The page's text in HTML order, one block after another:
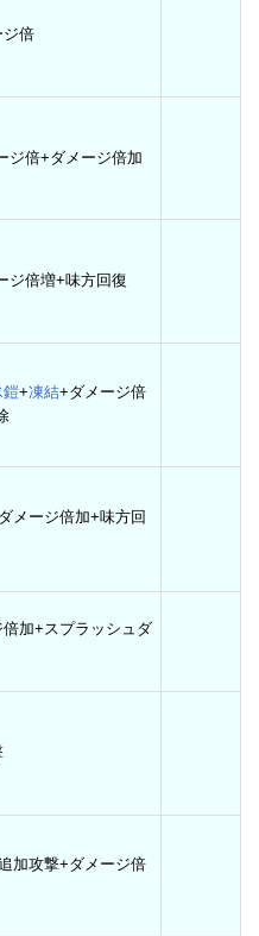
ジ倍
ジ倍+ダメージ倍加
ジ倍増+味方回復
鎧+凍結+ダメージ倍
メージ倍加+味方回
加+スプラッシュダ
加攻撃+ダメージ倍